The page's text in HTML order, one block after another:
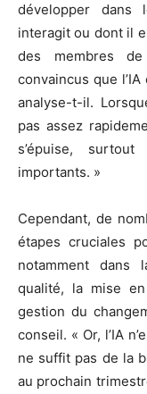
développer dans
interagit ou dont il
des membres
convaincus que
analyse-t-il.
pas assez
s’épuise,
importants. »
Cependant, de
étapes cruciales
notamment dans
qualité, la mise
gestion du
conseil. « Or, l’IA
ne suffit pas de la
au prochain